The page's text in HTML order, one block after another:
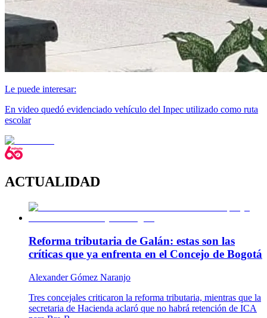
Le puede interesar:
En video quedó evidenciado vehículo del Inpec utilizado como ruta
escolar
ACTUALIDAD
Reforma tributaria de Galán: estas son las
críticas que ya enfrenta en el Concejo de Bogotá
Alexander Gómez Naranjo
Tres concejales criticaron la reforma tributaria, mientras que la
secretaria de Hacienda aclaró que no habrá retención de ICA